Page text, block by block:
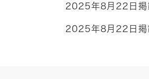
2025年8月22日掲
2025年8月22日掲